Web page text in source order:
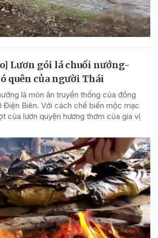
Lươn gói lá chuối nướng-
quên của người Thái
là món ăn truyền thống của đồng
Điện Biên. Với cách chế biến mộc mạc
của lươn quyện hương thơm của gia vị